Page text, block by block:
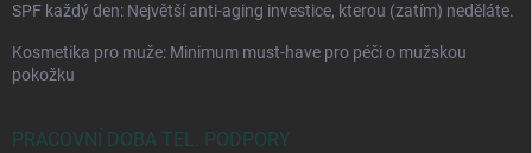
SPF každý den: Největší anti-aging investice, kterou (zatím) neděláte.
Kosmetika pro muže: Minimum must-have pro péči o mužskou
pokožku
PRACOVNÍ DOBA TEL. PODPORY